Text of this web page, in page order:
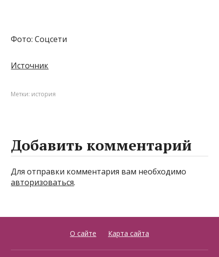
Фото: Соцсети
Источник
Метки: история
Добавить комментарий
Для отправки комментария вам необходимо
авторизоваться.
О сайте Карта сайта